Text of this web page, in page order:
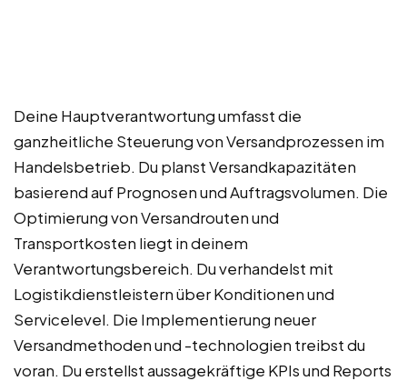
Deine Hauptverantwortung umfasst die
ganzheitliche Steuerung von Versandprozessen im
Handelsbetrieb. Du planst Versandkapazitäten
basierend auf Prognosen und Auftragsvolumen. Die
Optimierung von Versandrouten und
Transportkosten liegt in deinem
Verantwortungsbereich. Du verhandelst mit
Logistikdienstleistern über Konditionen und
Servicelevel. Die Implementierung neuer
Versandmethoden und -technologien treibst du
voran. Du erstellst aussagekräftige KPIs und Reports